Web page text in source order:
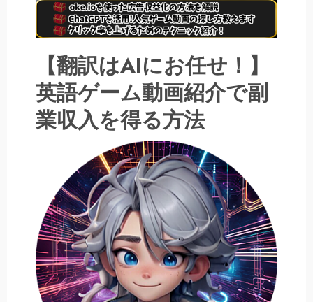
【翻訳はAIにお任せ！】
英語ゲーム動画紹介で副
業収入を得る方法